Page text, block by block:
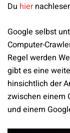
Du hier
Google selbst
Computer-
Regel werden
gibt es eine
hinsichtlich der
zwischen einem
und einem